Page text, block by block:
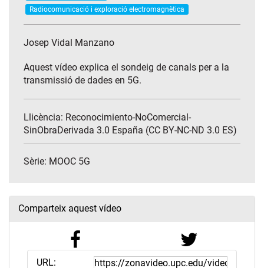
Radiocomunicació i exploració electromagnètica
Josep Vidal Manzano
Aquest vídeo explica el sondeig de canals per a la
transmissió de dades en 5G.
Llicència: Reconocimiento-NoComercial-
SinObraDerivada 3.0 España (CC BY-NC-ND 3.0 ES)
Sèrie: MOOC 5G
Comparteix aquest vídeo
URL: